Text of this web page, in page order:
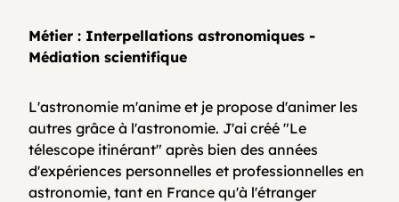
Contactez-nous
FAQ
Métier : Interpellations astronomiques -
Médiation scientifique
L'astronomie m'anime et je propose d'animer les
autres grâce à l'astronomie. J'ai créé "Le
télescope itinérant" après bien des années
d'expériences personnelles et professionnelles en
astronomie, tant en France qu'à l'étranger